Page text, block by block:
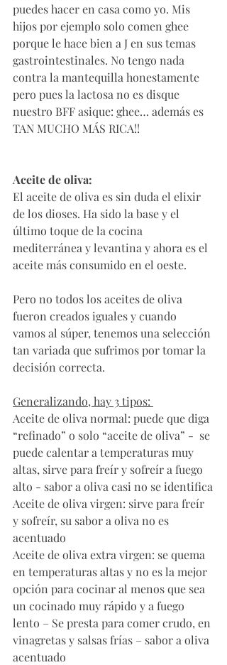
puedes hacer en casa como yo. Mis
hijos por ejemplo solo comen ghee
porque le hace bien a J en sus temas
gastrointestinales. No tengo nada
contra la mantequilla honestamente
pero pues la lactosa no es disque
nuestro BFF asique: ghee… además es
TAN MUCHO MÁS RICA!!
Aceite de oliva:
El aceite de oliva es sin duda el elixir
de los dioses. Ha sido la base y el
último toque de la cocina
mediterránea y levantina y ahora es el
aceite más consumido en el oeste.
Pero no todos los aceites de oliva
fueron creados iguales y cuando
vamos al súper, tenemos una selección
tan variada que sufrimos por tomar la
decisión correcta.
Generalizando, hay 3 tipos:
Aceite de oliva normal: puede que diga
“refinado” o solo “aceite de oliva” -  se
puede calentar a temperaturas muy
altas, sirve para freír y sofreír a fuego
alto - sabor a oliva casi no se identifica
Aceite de oliva virgen: sirve para freír
y sofreír, su sabor a oliva no es
acentuado
Aceite de oliva extra virgen: se quema
en temperaturas altas y no es la mejor
opción para cocinar al menos que sea
un cocinado muy rápido y a fuego
lento – Se presta para comer crudo, en
vinagretas y salsas frías – sabor a oliva
acentuado